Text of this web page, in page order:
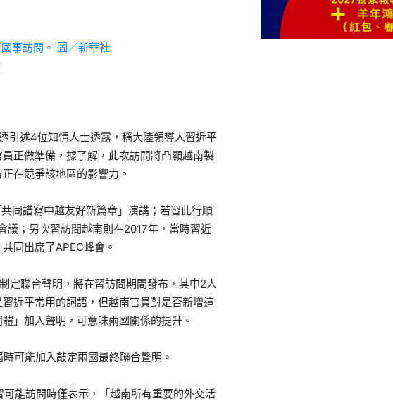
引述4位知情人士透露，稱大陸領導人習近平
正做準備，據了解，此次訪問將凸顯越南製
在競爭該地區的影響力。
同譜寫中越友好新篇章」演講；若習此行順
議；另次習訪問越南則在2017年，當時習近
同出席了APEC峰會。
定聯合聲明，將在習訪問期間發布，其中2人
近平常用的詞語，但越南官員對是否新增這
」加入聲明，可意味兩國關係的提升。
可能加入敲定兩國最終聯合聲明。
能訪問時僅表示，「越南所有重要的外交活